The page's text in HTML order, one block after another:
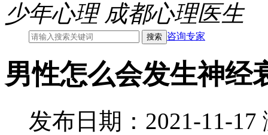
少年心理 成都心理医生
咨询专家
男性怎么会发生神经
发布日期：2021-11-17